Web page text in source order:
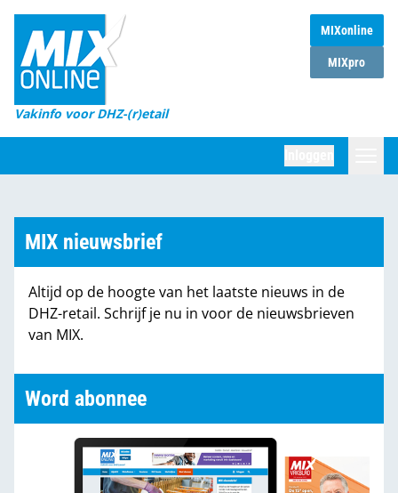
MIXonline
MIXpro
Vakinfo voor DHZ-(r)etail
Home
Magazines
DHZ Sessie
Marktcijfers
Partners
MIX nieuwsbrief
Altijd op de hoogte van het laatste nieuws in de
DHZ-retail. Schrijf je nu in voor de nieuwsbrieven
van MIX.
Word abonnee